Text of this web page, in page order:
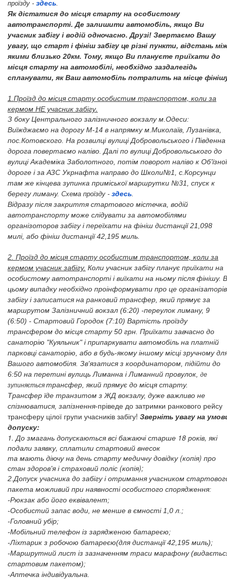
проїзду - здесь.
Як дістатися до місця старту на особистому
автотранспорті. Де залишити автомобіль, якщо Ви
учасник забігу і водій одночасно. Друзі! Звертаємо Вашу
увагу, що старт і фініш забігу це різні пункти, відстань між
якими близько 20км. Тому, якщо Ви плануєте приїхати до
місця старту на автомобілі, необхідно заздалегідь
спланувати, як Ваш автомобіль потрапить на місце
1. Проїзд до місця старту особистим транспортом, коли за
кермом НЕ учасник забігу.
З боку Центрального залізничного вокзалу м.Одеси:
Виїжджаємо на дорогу М-14 в напрямку м.Миколаїв, Лузанівка,
пос.Котовского. На розвилці вулиці Добровольського і Південна
дорога повертаємо наліво. Далі по вулиці Добровольського до
вулиці Академіка Заболотного, потім поворот наліво к Об’їзної
дороге і за АЗС Укрнафта направо до Школи№1, с.Корсунци
там же кінцева зупинка приміської маршрутки №31, спуск к
берегу лиману. Схема проїзду - здесь.
Відразу після закриття стартового містечка, водій
автотранспорту може слідувати за автомобілями
організоторов забігу і переїхати на фініш дистанції 21,098
милі, або фініш дистанції 42,195 миль.
2. Проїзд до місця старту особистим транспортом, коли за
кермом учасник забігу. Коли учасник забігу планує приїхати на
особистому автотранспорті і виїхати на ньому після фінішу. В
цьому випадку необхідно проінформувати про це організаторів
забігу і записатися на ранковий трансфер, який прямує за
маршрутом Залізничний вокзал (6:20) -переулок лиману, 9
(6:50) - Стартовий Городок (7:10) Вартість проїзду
трансфером до місця старту 50 грн. Приїхати завчасно до
санаторію "Куяльник" і припаркувати автомобіль на платній
парковці санаторію, або в будь-якому іншому місці зручному
Вашого автомобіля. Зв'язатися з координатором, підійти до
6:50 на перетині вулиць Лиманна і Лиманний провулок, де
зупиняється трансфер, який прямує до місця старту.
Трансфер їде транзитом з ЖД вокзалу, дуже важливо не
спізнюватися, запізнення-пріведе до затримки ранкового рейсу
трансферу цілої групи учасників забігу! Зверніть увагу на
допуску:
1. До змагань допускаються всі бажаючі старше 18 років, які
подали заявку, сплатили стартовий внесок
та мають діючу на день старту медичну довідку (копія) про
стан здоров'я і страховий поліс (копія);
2.Допуск учасника до забігу і отримання учасником
пакета можливий при наявності особистого спорядження:
-Рюкзак або його еквівалент;
-Особистий запас води, не менше в ємності 1,0 л.;
-Головний убір;
-Мобільний телефон із зарядженою батареєю;
-Ліхтарик з робочою батареєю(для дистанції 42,195 миль);
-Маршрутний лист із зазначенням траси марафону
стартовим пакетом);
-Аптечка індивідуальна.